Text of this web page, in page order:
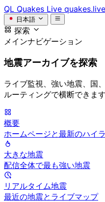
QL Quakes Live quakes.live
日本語
探索
メインナビゲーション
地震アーカイブを探索
ライブ監視、強い地震、国
ルーティングで横断できます
概要
ホームページと最新のハイ
大きな地震
配信全体で最も強い地震
リアルタイム地震
最近の地震とライブマップ